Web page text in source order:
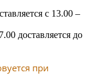
с 13.00 –
доставляется до
при